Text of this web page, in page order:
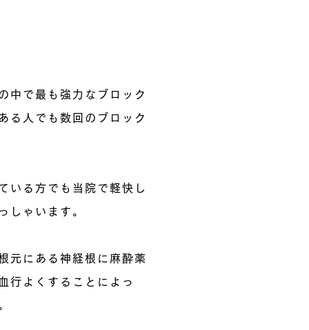
中で最も強力なブロック
る人でも数回のブロック
いる方でも​当院で軽快し
しゃいます。
元にある神経根に麻酔薬
行よくすることによっ